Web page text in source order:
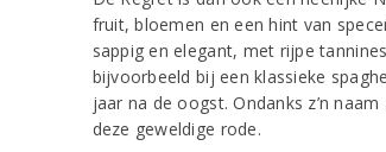
fruit, bloemen en een hint van
sappig en elegant, met rijpe
bijvoorbeeld bij een klassieke
jaar na de oogst. Ondanks z’n
deze geweldige rode.